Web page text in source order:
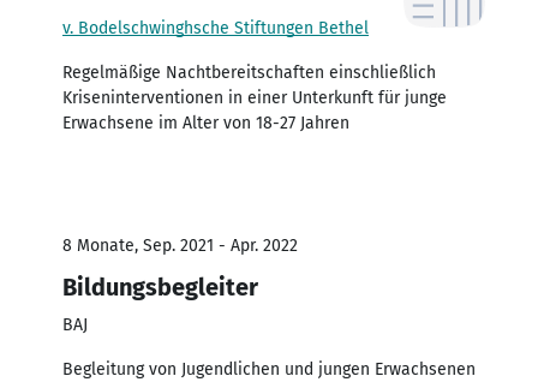
v. Bodelschwinghsche Stiftungen Bethel
Regelmäßige Nachtbereitschaften einschließlich
Kriseninterventionen in einer Unterkunft für junge
Erwachsene im Alter von 18-27 Jahren
8 Monate, Sep. 2021 - Apr. 2022
Bildungsbegleiter
BAJ
Begleitung von Jugendlichen und jungen Erwachsenen